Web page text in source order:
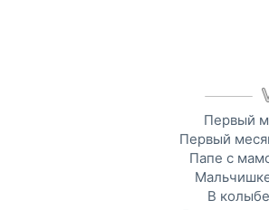
Первый
Первый
Папе с
В